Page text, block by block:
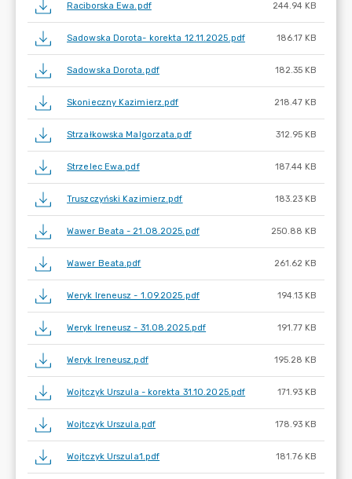
Raciborska Ewa.pdf 244.94 KB
Sadowska Dorota- korekta 12.11.2025.pdf 186.17 KB
Sadowska Dorota.pdf 182.35 KB
Skonieczny Kazimierz.pdf 218.47 KB
Strzałkowska Malgorzata.pdf 312.95 KB
Strzelec Ewa.pdf 187.44 KB
Truszczyński Kazimierz.pdf 183.23 KB
Wawer Beata - 21.08.2025.pdf 250.88 KB
Wawer Beata.pdf 261.62 KB
Weryk Ireneusz - 1.09.2025.pdf 194.13 KB
Weryk Ireneusz - 31.08.2025.pdf 191.77 KB
Weryk Ireneusz.pdf 195.28 KB
Wojtczyk Urszula - korekta 31.10.2025.pdf 171.93 KB
Wojtczyk Urszula.pdf 178.93 KB
Wojtczyk Urszula1.pdf 181.76 KB